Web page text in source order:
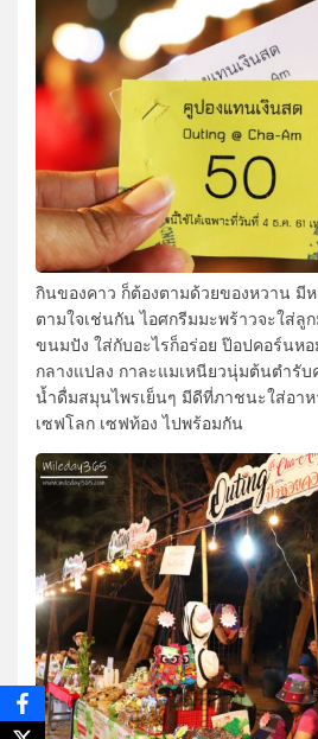
กินของคาว ก็ต้องตามด้วยของหวาน มี
ตามใจเช่นกัน ไอศกรีมมะพร้าวจะใส่ลู
ขนมปัง ใส่กับอะไรก็อร่อย ป๊อปคอร์นห
กลางแปลง กาละแมเหนียวนุ่มต้นตำรับ
น้ำดื่มสมุนไพรเย็นๆ มีดีที่ภาชนะใส่อา
เซฟโลก เซฟท้อง ไปพร้อมกัน